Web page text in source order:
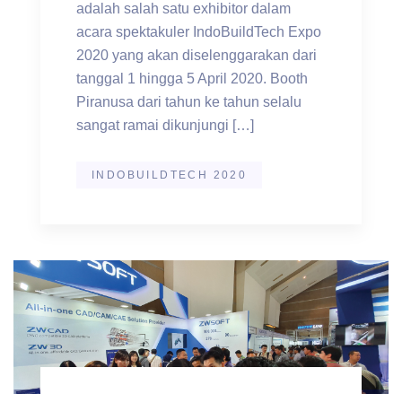
adalah salah satu exhibitor dalam
acara spektakuler IndoBuildTech Expo
2020 yang akan diselenggarakan dari
tanggal 1 hingga 5 April 2020. Booth
Piranusa dari tahun ke tahun selalu
sangat ramai dikunjungi […]
INDOBUILDTECH 2020